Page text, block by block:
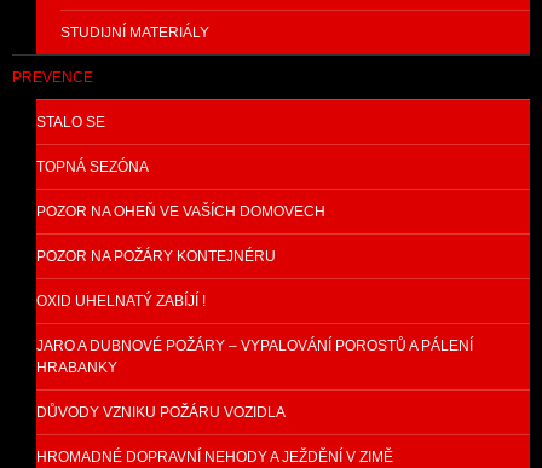
STUDIJNÍ MATERIÁLY
PREVENCE
STALO SE
TOPNÁ SEZÓNA
POZOR NA OHEŇ VE VAŠÍCH DOMOVECH
POZOR NA POŽÁRY KONTEJNÉRU
OXID UHELNATÝ ZABÍJÍ !
JARO A DUBNOVÉ POŽÁRY – VYPALOVÁNÍ POROSTŮ A PÁLENÍ
HRABANKY
DŮVODY VZNIKU POŽÁRU VOZIDLA
HROMADNÉ DOPRAVNÍ NEHODY A JEŽDĚNÍ V ZIMĚ